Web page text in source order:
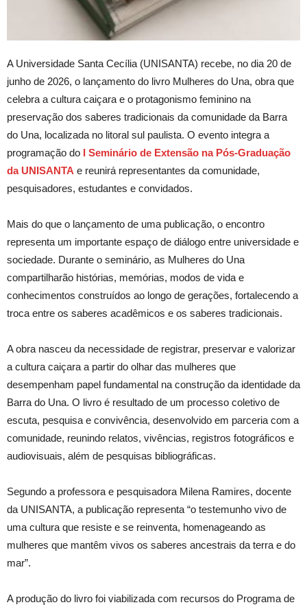
A Universidade Santa Cecília (UNISANTA) recebe, no dia 20 de
junho de 2026, o lançamento do livro Mulheres do Una, obra que
celebra a cultura caiçara e o protagonismo feminino na
preservação dos saberes tradicionais da comunidade da Barra
do Una, localizada no litoral sul paulista. O evento integra a
programação do I Seminário de Extensão na Pós-Graduação
da UNISANTA e reunirá representantes da comunidade,
pesquisadores, estudantes e convidados.
Mais do que o lançamento de uma publicação, o encontro
representa um importante espaço de diálogo entre universidade e
sociedade. Durante o seminário, as Mulheres do Una
compartilharão histórias, memórias, modos de vida e
conhecimentos construídos ao longo de gerações, fortalecendo a
troca entre os saberes acadêmicos e os saberes tradicionais.
A obra nasceu da necessidade de registrar, preservar e valorizar
a cultura caiçara a partir do olhar das mulheres que
desempenham papel fundamental na construção da identidade da
Barra do Una. O livro é resultado de um processo coletivo de
escuta, pesquisa e convivência, desenvolvido em parceria com a
comunidade, reunindo relatos, vivências, registros fotográficos e
audiovisuais, além de pesquisas bibliográficas.
Segundo a professora e pesquisadora Milena Ramires, docente
da UNISANTA, a publicação representa “o testemunho vivo de
uma cultura que resiste e se reinventa, homenageando as
mulheres que mantêm vivos os saberes ancestrais da terra e do
mar”.
A produção do livro foi viabilizada com recursos do Programa de